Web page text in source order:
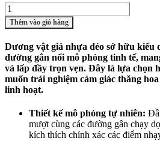
Dương
vật
giả
dẻo
25x4cm
số
lượng
Thêm vào giỏ hàng
Dương vật giả nhựa dẻo sở hữu kiểu
đường gân nổi mô phỏng tinh tế,
và lấp đầy trọn vẹn. Đây là lựa chọn
muốn trải nghiệm cảm giác thăng
linh hoạt.
Thiết kế mô phỏng tự nhiên:
mượt cùng các đường gân chạy
kích thích chính xác các điểm